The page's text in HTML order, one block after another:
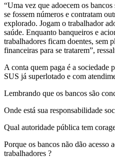
“Uma vez que adoecem os
se fossem números e contratam
explorado. Jogam o trabalhador
saúde. Enquanto banqueiros e
trabalhadores ficam doentes, sem
financeiras para se tratarem”,
A conta quem paga é a sociedade
SUS já superlotado e com
Lembrando que os bancos são
Onde está sua responsabilidade
Qual autoridade pública tem
Porque os bancos não dão acesso
trabalhadores ?